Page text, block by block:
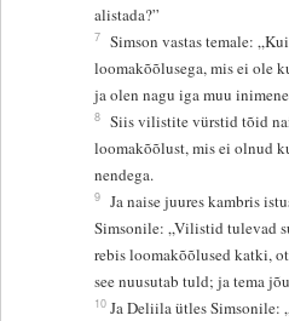
alistada?”
7 Simson vastas temale:
loomakõõlusega, mis ei ole
ja olen nagu iga muu
8 Siis vilistite vürstid tõid
loomakõõlust, mis ei olnud
nendega.
9 Ja naise juures kambris
Simsonile: „Vilistid tulevad
rebis loomakõõlused katki,
see nuusutab tuld; ja tema
10 Ja Deliila ütles Simsonile: